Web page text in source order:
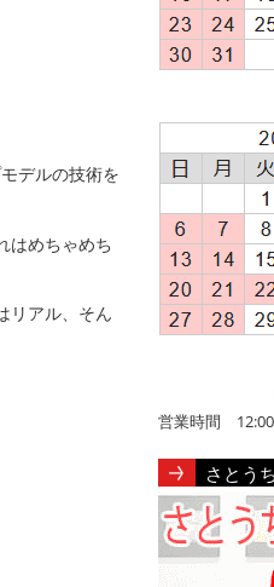
デルの技術を
はめちゃめち
リアル、そん
営業時間 12:00
さとう